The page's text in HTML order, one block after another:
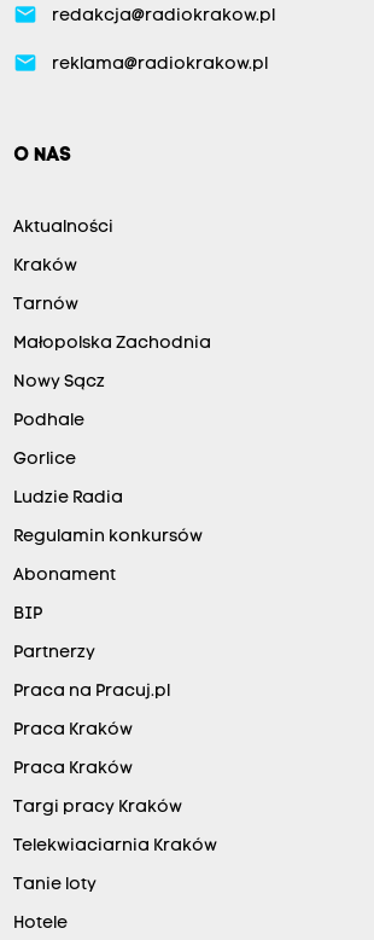
email redakcja@radiokrakow.pl
email reklama@radiokrakow.pl
O NAS
Aktualności
Kraków
Tarnów
Małopolska Zachodnia
Nowy Sącz
Podhale
Gorlice
Ludzie Radia
Regulamin konkursów
Abonament
BIP
Partnerzy
Praca na Pracuj.pl
Praca Kraków
Praca Kraków
Targi pracy Kraków
Telekwiaciarnia Kraków
Tanie loty
Hotele